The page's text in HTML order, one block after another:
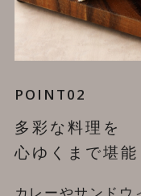
POINT01
季節限定の
アフタヌーンテ
POINT02
多彩な料理を
心ゆくまで堪能
POINT03
優雅な時間を彩
POINT04
シーンに合わせ
楽しむドリンク